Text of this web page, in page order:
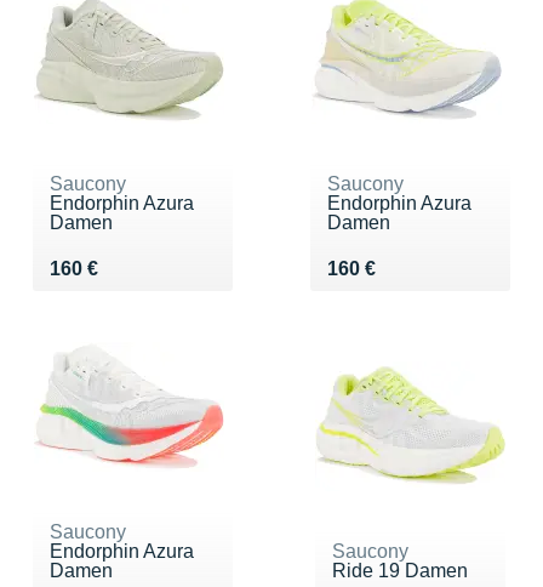
Saucony
Endorphin Azura
Damen
160 €
Vendu 160 €
Saucony
Endorphin Azura
Damen
160 €
Vendu 160 €
Saucony
Endorphin Azura
Damen
Saucony
Ride 19 Damen